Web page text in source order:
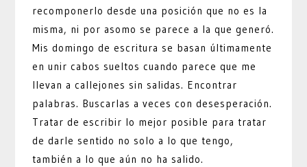
recomponerlo desde una posición que no es la
misma, ni por asomo se parece a la que generó.
Mis domingo de escritura se basan últimamente
en unir cabos sueltos cuando parece que me
llevan a callejones sin salidas. Encontrar
palabras. Buscarlas a veces con desesperación.
Tratar de escribir lo mejor posible para tratar
de darle sentido no solo a lo que tengo,
también a lo que aún no ha salido.